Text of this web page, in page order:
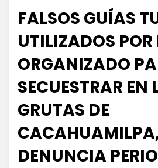
FALSOS GUÍAS
UTILIZADOS POR
ORGANIZADO
SECUESTRAR EN
GRUTAS DE
DENUNCIA